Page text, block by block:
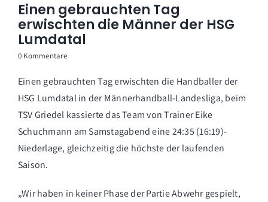
Einen gebrauchten Tag
erwischten die Männer der HSG
Lumdatal
0 Kommentare
Einen gebrauchten Tag erwischten die Handballer der
HSG Lumdatal in der Männerhandball-Landesliga, beim
TSV Griedel kassierte das Team von Trainer Eike
Schuchmann am Samstagabend eine 24:35 (16:19)-
Niederlage, gleichzeitig die höchste der laufenden
Saison.
„Wir haben in keiner Phase der Partie Abwehr gespielt,